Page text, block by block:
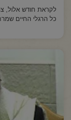
לקראת חודש אלול,
כל הרגלי החיים